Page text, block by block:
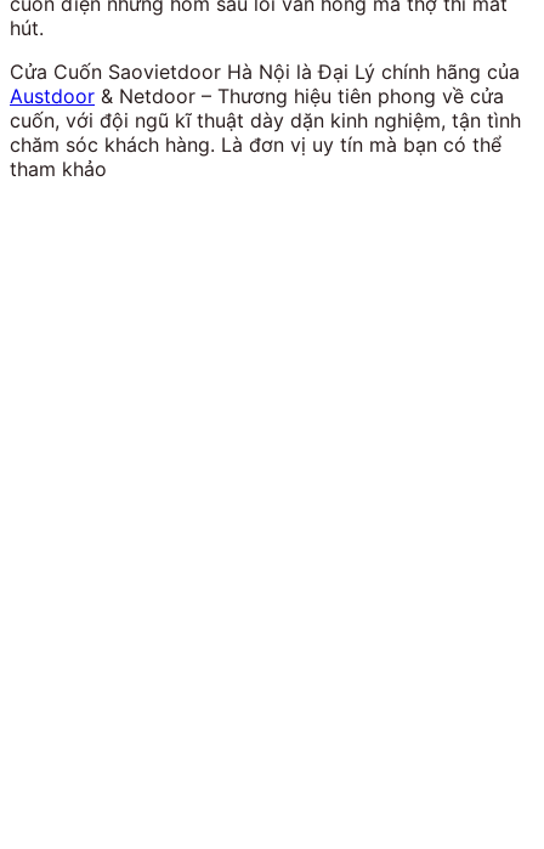
hút.
Cửa Cuốn Saovietdoor Hà Nội là Đại Lý chính hãng của
Austdoor & Netdoor – Thương hiệu tiên phong về cửa
cuốn, với đội ngũ kĩ thuật dày dặn kinh nghiệm, tận tình
chăm sóc khách hàng. Là đơn vị uy tín mà bạn có thể
tham khảo